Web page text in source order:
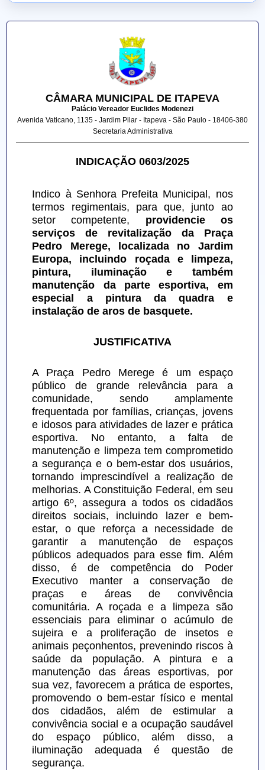
CÂMARA MUNICIPAL DE ITAPEVA
Palácio Vereador Euclides Modenezi
Avenida Vaticano, 1135 - Jardim Pilar - Itapeva - São Paulo - 18406-380
Secretaria Administrativa
INDICAÇÃO 0603/2025
Indico à Senhora Prefeita Municipal, nos
termos regimentais, para que, junto ao
setor competente, providencie os
serviços de revitalização da Praça
Pedro Merege, localizada no Jardim
Europa, incluindo roçada e limpeza,
pintura, iluminação e também
manutenção da parte esportiva, em
especial a pintura da quadra e
instalação de aros de basquete.
JUSTIFICATIVA
A Praça Pedro Merege é um espaço
público de grande relevância para a
comunidade, sendo amplamente
frequentada por famílias, crianças, jovens
e idosos para atividades de lazer e prática
esportiva. No entanto, a falta de
manutenção e limpeza tem comprometido
a segurança e o bem-estar dos usuários,
tornando imprescindível a realização de
melhorias. A Constituição Federal, em seu
artigo 6º, assegura a todos os cidadãos
direitos sociais, incluindo lazer e bem-
estar, o que reforça a necessidade de
garantir a manutenção de espaços
públicos adequados para esse fim. Além
disso, é de competência do Poder
Executivo manter a conservação de
praças e áreas de convivência
comunitária. A roçada e a limpeza são
essenciais para eliminar o acúmulo de
sujeira e a proliferação de insetos e
animais peçonhentos, prevenindo riscos à
saúde da população. A pintura e a
manutenção das áreas esportivas, por
sua vez, favorecem a prática de esportes,
promovendo o bem-estar físico e mental
dos cidadãos, além de estimular a
convivência social e a ocupação saudável
do espaço público, além disso, a
iluminação adequada é questão de
segurança.